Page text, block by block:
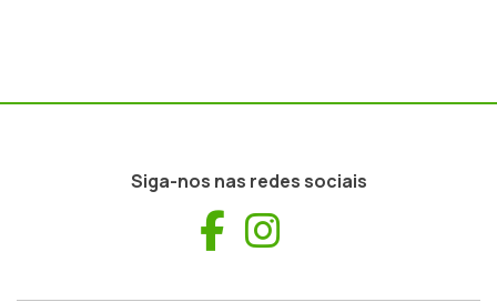
Siga-nos nas redes sociais
Facebook